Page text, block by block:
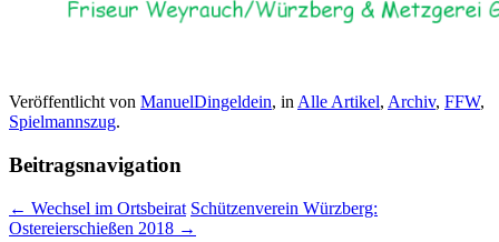
Veröffentlicht von ManuelDingeldein, in Alle Artikel, Archiv, FFW,
Spielmannszug.
Beitragsnavigation
← Wechsel im Ortsbeirat Schützenverein Würzberg:
Ostereierschießen 2018 →